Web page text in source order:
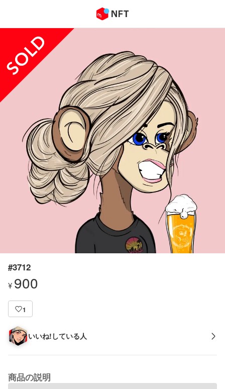
#3712
¥ 900
1
いいね!している人
商品の説明